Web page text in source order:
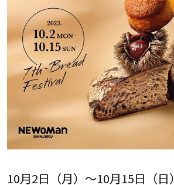
10月2日（月）～10月15日（日）